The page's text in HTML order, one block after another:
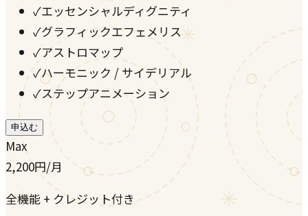
✓エッセンシャルディグニティ
✓グラフィックエフェメリス
✓アストロマップ
✓ハーモニック / サイデリアル
✓ステップアニメーション
申込む
Max
2,200円/月
全機能 + クレジット付き